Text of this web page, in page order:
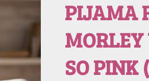
PIJAMA
SO PINK